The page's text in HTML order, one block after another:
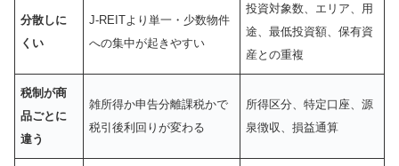
分散しに
くい
J-REITより単一・少数物件
への集中が起きやすい
投資対象数、エリア、用
途、最低投資額、保有資
産との重複
税制が商
品ごとに
違う
雑所得か申告分離課税かで
税引後利回りが変わる
所得区分、特定口座、源
泉徴収、損益通算